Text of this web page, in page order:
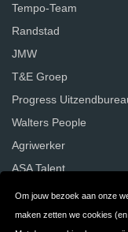
Om jouw bezoek aan onze
maken zetten we cookies
Tempo-Team
Randstad
JMW
T&E Groep
Progress
Walters People
Agriwerker
ASA Talent
Contact